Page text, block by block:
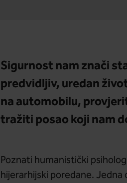
Sigurnost nam znači
predvidljiv, uredan
na automobilu,
tražiti posao koji nam
Poznati humanistički
hijerarhijski poredane.